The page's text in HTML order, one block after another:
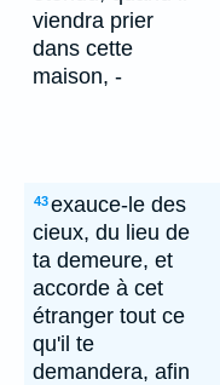
viendra prier
dans cette
maison, -
43exauce-le des
cieux, du lieu de
ta demeure, et
accorde à cet
étranger tout ce
qu'il te
demandera, afin